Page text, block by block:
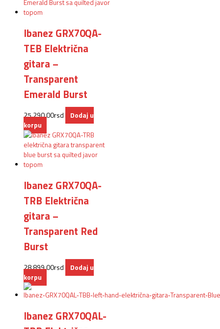
Ibanez GRX70QA-
TEB Električna
gitara –
Transparent
Emerald Burst
25.290,00rsd
Dodaj u
korpu
Ibanez GRX70QA-
TRB Električna
gitara –
Transparent Red
Burst
28.899,00rsd
Dodaj u
korpu
Ibanez GRX70QAL-